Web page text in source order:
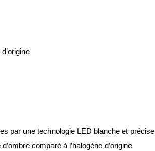
par une technologie LED blanche et précise
comparé à l’halogène d’origine